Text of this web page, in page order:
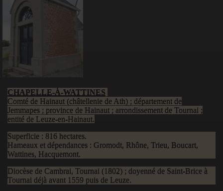
CHAPELLE-À-WATTINES
Comté de Hainaut (châtellenie de Ath) ; département de
Jemmapes ; province de Hainaut ; arrondissement de Tournai ;
entité de Leuze-en-Hainaut.
Superficie : 816 hectares.
Hameaux et dépendances : Gromodt, Rhône, Trieu, Boucart,
Wattines, Hacquemont.
Diocèse de Cambrai, Tournai (1802) ; doyenné de Saint-Brice à
Tournai déjà avant 1559 puis de Leuze.